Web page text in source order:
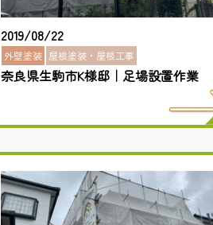
2019/08/22
外壁塗装 屋根塗装・屋根工事
奈良県生駒市K様邸｜足場設置作業